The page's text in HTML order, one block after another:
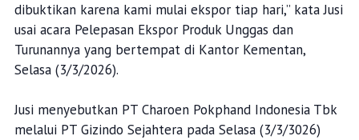
dibuktikan karena kami mulai ekspor tiap hari,” kata Jusi
usai acara Pelepasan Ekspor Produk Unggas dan
Turunannya yang bertempat di Kantor Kementan,
Selasa (3/3/2026).
Jusi menyebutkan PT Charoen Pokphand Indonesia Tbk
melalui PT Gizindo Sejahtera pada Selasa (3/3/3026)